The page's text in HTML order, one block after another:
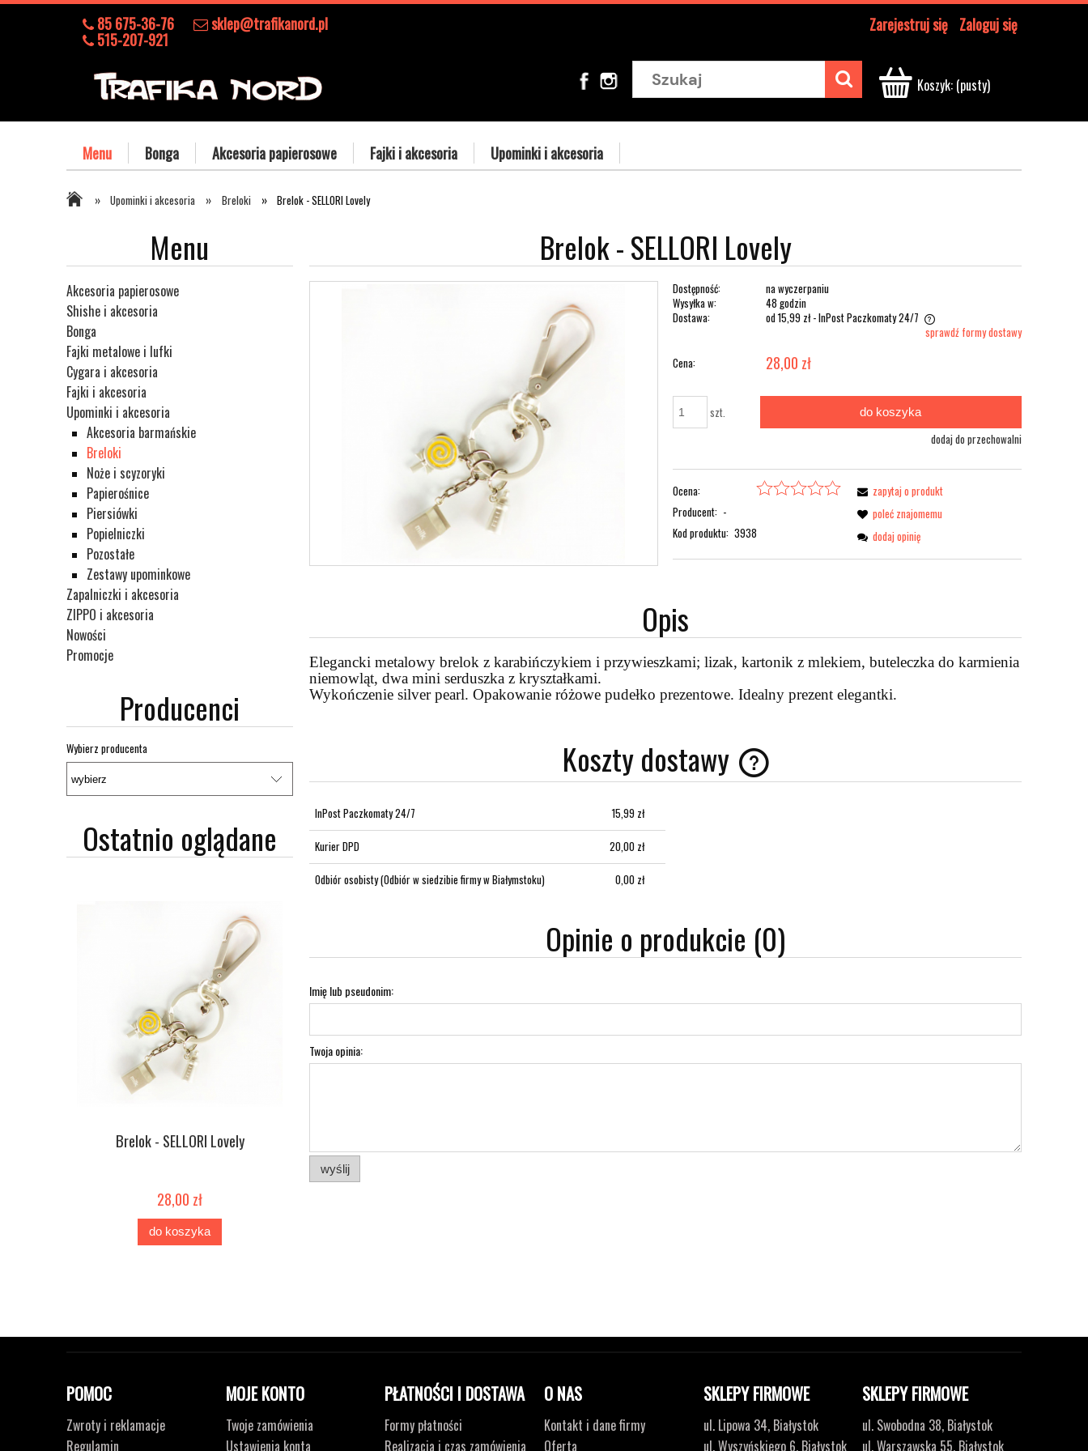
85 675-36-76 sklep@trafikanord.pl
515-207-921
Zarejestruj się Zaloguj się
Koszyk: (pusty)
Menu Bonga Akcesoria papierosowe Fajki i akcesoria Upominki i akcesoria
» Upominki i akcesoria » Breloki » Brelok - SELLORI Lovely
Menu
Akcesoria papierosowe
Shishe i akcesoria
Bonga
Fajki metalowe i lufki
Cygara i akcesoria
Fajki i akcesoria
Upominki i akcesoria
Akcesoria barmańskie
Breloki
Noże i scyzoryki
Papierośnice
Piersiówki
Popielniczki
Pozostałe
Zestawy upominkowe
Zapalniczki i akcesoria
ZIPPO i akcesoria
Nowości
Promocje
Producenci
Wybierz producenta
Ostatnio oglądane
Brelok - SELLORI Lovely
28,00 zł
do koszyka
Brelok - SELLORI Lovely
Dostępność:
na wyczerpaniu
Wysyłka w:
48 godzin
Dostawa:
od 15,99 zł - InPost Paczkomaty 24/7
sprawdź formy dostawy
Cena:
28,00 zł
szt. do koszyka
dodaj do przechowalni
Ocena:
Producent: -
Kod produktu: 3938
zapytaj o produkt
poleć znajomemu
dodaj opinię
Opis
Elegancki metalowy brelok z karabińczykiem i przywieszkami; lizak, kartonik z mlekiem, buteleczka do karmienia
niemowląt, dwa mini serduszka z kryształkami.
Wykończenie silver pearl. Opakowanie różowe pudełko prezentowe. Idealny prezent elegantki.
Koszty dostawy
InPost Paczkomaty 24/7 15,99 zł
Kurier DPD 20,00 zł
Odbiór osobisty(Odbiór w siedzibie firmy w Białymstoku) 0,00 zł
Opinie o produkcie (0)
Imię lub pseudonim:
Twoja opinia:
wyślij
POMOC
Zwroty i reklamacje
Regulamin
MOJE KONTO
Twoje zamówienia
Ustawienia konta
PŁATNOŚCI I DOSTAWA
Formy płatności
Realizacja i czas zamówienia
O NAS
Kontakt i dane firmy
Oferta
SKLEPY FIRMOWE
ul. Lipowa 34, Białystok
ul. Wyszyńskiego 6, Białystok
SKLEPY FIRMOWE
ul. Swobodna 38, Białystok
ul. Warszawska 55, Białystok